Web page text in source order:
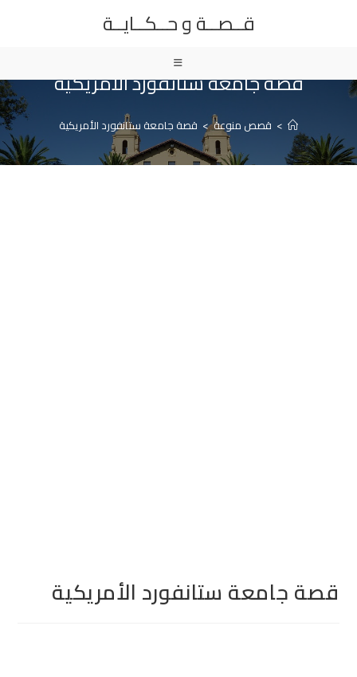
قــصــة و حــكــايــة
قصة جامعة ستانفورد الأمريكية
> قصص منوعة > قصة جامعة ستانفورد الأمريكية
قصة جامعة ستانفورد الأمريكية